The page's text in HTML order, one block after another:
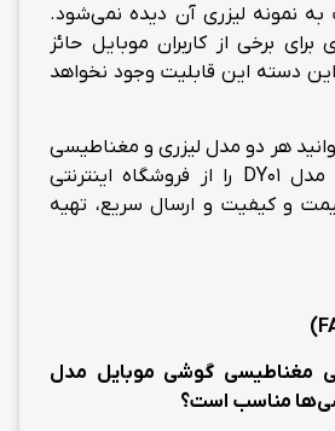
نمونه لیزری آن دیده نمی‌شود.
برخی از کاربران موبایل حائز
دسته این قابلیت وجود نخواهد
هر دو مدل لیزری و مغناطیسی
دسته بازی موبایل مدل DY01 را از فروشگاه اینترنتی
و کیفیت و ارسال سریع، تهیه
)
مناسب است؟